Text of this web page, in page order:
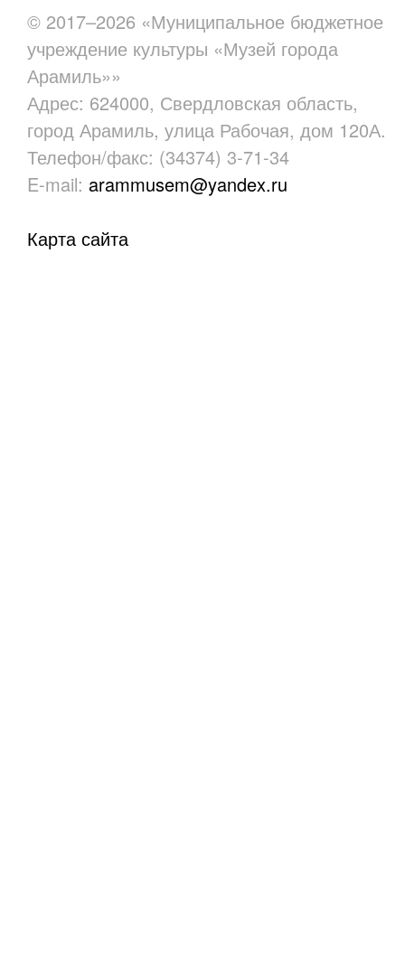
© 2017–2026 «Муниципальное бюджетное
учреждение культуры «Музей города
Арамиль»»
Адрес: 624000, Свердловская область,
город Арамиль, улица Рабочая, дом 120А.
Телефон/факс: (34374) 3-71-34
E-mail: arammusem@yandex.ru
Карта сайта